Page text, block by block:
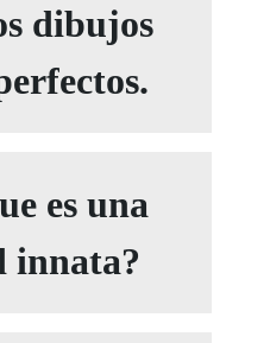
dibujos
es una
innata?